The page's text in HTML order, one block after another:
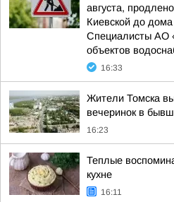
августа,
Киевской до
Специалисты АО
объектов
16:33
Жители Томска
вечеринок в
16:23
Теплые
кухне
16:11